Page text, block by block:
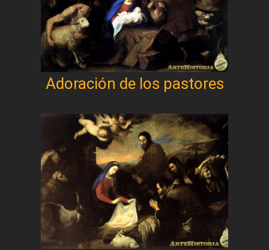
Adoración de los pastores